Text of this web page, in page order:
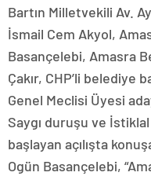
Bartın Milletvekili Av.
İsmail Cem Akyol,
Basançelebi, Amasra
Çakır, CHP’li belediye
Genel Meclisi Üyesi
Saygı duruşu ve İstiklal
başlayan açılışta
Ogün Basançelebi,